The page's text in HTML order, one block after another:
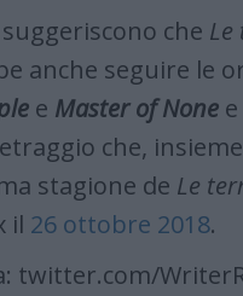
che
anche seguire le
e Master of None
che,
stagione de Le
il 26 ottobre 2018.
twitter.com/